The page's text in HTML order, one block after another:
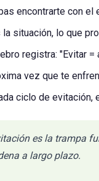
encontrarte con el
la situación, lo que
registra: "Evitar
vez que te
ciclo de evitación,
es la trampa
a largo plazo.